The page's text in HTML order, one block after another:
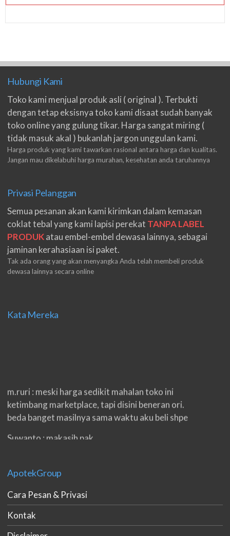
Hubungi Kami
Toko kami menjual produk asli ( original ). Terbukti
dengan tetap eksisnya toko kami disaat sudah banyak
toko online yang gulung tikar. Harga sangat miring (
tidak masuk akal ) bukanlah jargon unggulan kami.
Harga produk yang kami tawarkan rasional antara harga dan kualitas.
Jangan mau dikelabuhi harga murahan, kesehatan anda taruhannya
Privasi Pelanggan
Semua pesanan akan kami kirimkan dalam kemasan
coklat tebal yang kami lapisi perekat TANPA LABEL
PRODUKatau embel-embel dewasa lainnya, sebagai
jaminan kerahasiaan isi paket.
Tak ada orang yang akan menyangka Anda telah membeli produk
dewasa lainnya secara online
Kata Mereka
m.ruri : meski harga sedikit mahalan toko ini
ketimbang marketplace, tapi disini beneran ori.
beda banget masilnya sama waktu aku beli shpe
Suwanto : makasih pak.
double. beneran sama sekali tidak ada nama
eko padang : ko brang udh sampek, kan bru 2 hri
gan. cpet bgt
ApotekGroup
Cara Pesan & Privasi
Kontak